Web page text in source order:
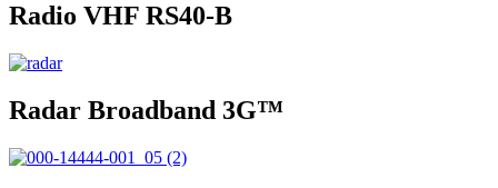
Radio VHF RS40-B
Radar Broadband 3G™